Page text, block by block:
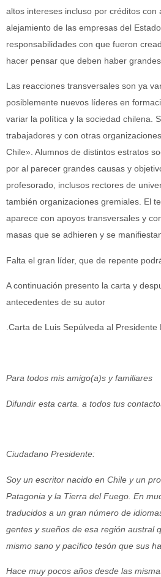
altos intereses incluso por créditos con
alejamiento de las empresas del
responsabilidades con que fueron
hacer pensar que deben haber
Las reacciones transversales son ya
posiblemente nuevos líderes en
variar la política y la sociedad chilena.
trabajadores y con otras
Chile». Alumnos de distintos estratos
por al parecer grandes causas y
profesorado, inclusos rectores de
también organizaciones gremiales. El
aparece con apoyos transversales y
masas que se adhieren y se
Falta el gran líder, que de repente
A continuación presento la carta y
antecedentes de su autor
.Carta de Luis Sepúlveda al Presidente
Para todos mis amigo(a)s y familiares
Difundir esta carta. a todos tus
Ciudadano Presidente:
Soy un escritor nacido en Chile y un
Patagonia y la Tierra del Fuego. En
traducidos a un gran número de
gentes y sueños de esa región austral
mismo sano y pacífico tesón que sus
Hace muy pocos años desde las